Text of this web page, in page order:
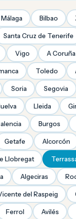
Málaga Bilbao
Santa Cruz de Tenerife
Vigo A Coruña
Toledo
Soria Segovia
Lleida
Burgos
Getafe Alcorcón
Llobregat
Algeciras
del Raspeig
Ferrol Avilés